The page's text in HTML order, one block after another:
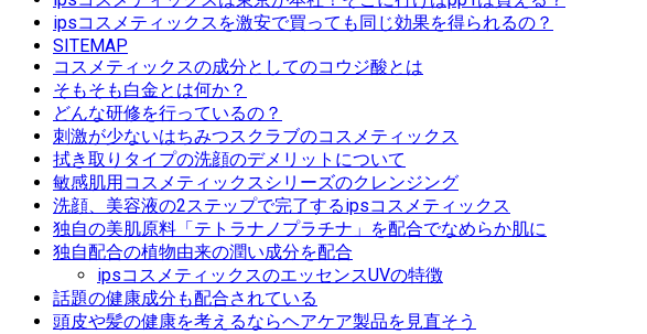
ipsコスメティックスを激安で買っても同じ効果を得られるの？
SITEMAP
コスメティックスの成分としてのコウジ酸とは
そもそも白金とは何か？
どんな研修を行っているの？
刺激が少ないはちみつスクラブのコスメティックス
拭き取りタイプの洗顔のデメリットについて
敏感肌用コスメティックスシリーズのクレンジング
洗顔、美容液の2ステップで完了するipsコスメティックス
独自の美肌原料「テトラナノプラチナ」を配合でなめらか肌に
独自配合の植物由来の潤い成分を配合
ipsコスメティックスのエッセンスUVの特徴
話題の健康成分も配合されている
頭皮や髪の健康を考えるならヘアケア製品を見直そう